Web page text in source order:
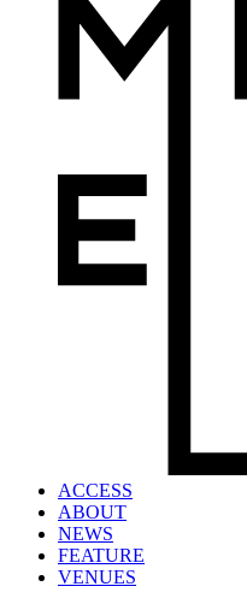
ACCESS
ABOUT
NEWS
FEATURE
VENUES